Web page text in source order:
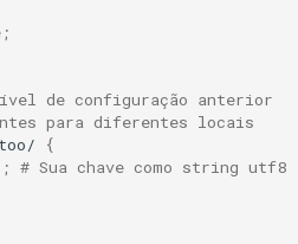
;
de configuração anterior
para diferentes locais
{
; # Sua chave como string utf8